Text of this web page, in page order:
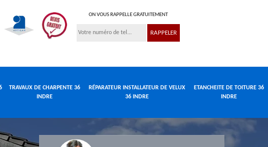
ON VOUS RAPPELLE GRATUITEMENT
TRAVAUX DE CHARPENTE 36
INDRE
RÉPARATEUR INSTALLATEUR DE VELUX
36 INDRE
ETANCHEITE DE TOITURE 36
INDRE